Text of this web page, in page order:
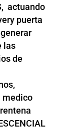
actuando
puerta
las
de
medico